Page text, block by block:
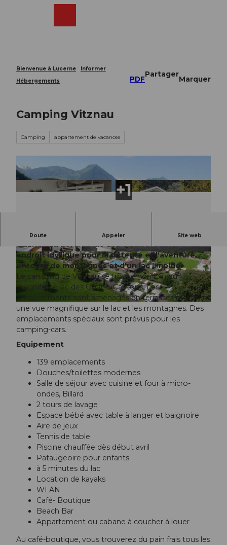
Bienvenue à Lucerne
Informer
Hébergements
PDF
Partager
Marquer
Camping Vitznau
Camping appartement de vacances
©CC-BY-NC-ND
©CC-BY-NC-ND ©CC-BY-NC-ND
Route Appeler Site web
Vivez la nature à l'état pur au camping de
Vitznau au bord du lac des Quatre-Cantons. Un
endroit idyllique pour la détente et l'aventure,
entouré de montagnes et d'un lac limpide.
Le camping de Vitznau se trouve non loin du
magnifique lac des Quatre-Cantons. Les
emplacements sont aménagés en terrasses et offrent
une vue magnifique sur le lac et les montagnes. Des
emplacements spéciaux sont prévus pour les
camping-cars.
Equipement
139 emplacements
Douches/toilettes modernes
Salle de séjour avec cuisine et four à micro-
ondes, Billard
2 tours de lavage
Espace bébé avec table à langer et baignoire
Aire de jeux
Tennis de table
Piscine chauffée dès début avril
Pataugeoire pour enfants
à 5 minutes du lac
Location de kayaks
WLAN
Café- Boutique
Beach Bar
Appartement ou cabane à coucher à louer
Au café-boutique, vous trouverez du pain frais tous les